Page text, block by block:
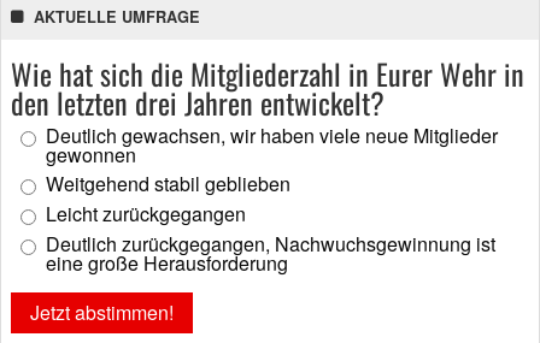
AKTUELLE UMFRAGE
Wie hat sich die Mitgliederzahl in Eurer Wehr in
den letzten drei Jahren entwickelt?
Deutlich gewachsen, wir haben viele neue Mitglieder
gewonnen
Weitgehend stabil geblieben
Leicht zurückgegangen
Deutlich zurückgegangen, Nachwuchsgewinnung ist
eine große Herausforderung